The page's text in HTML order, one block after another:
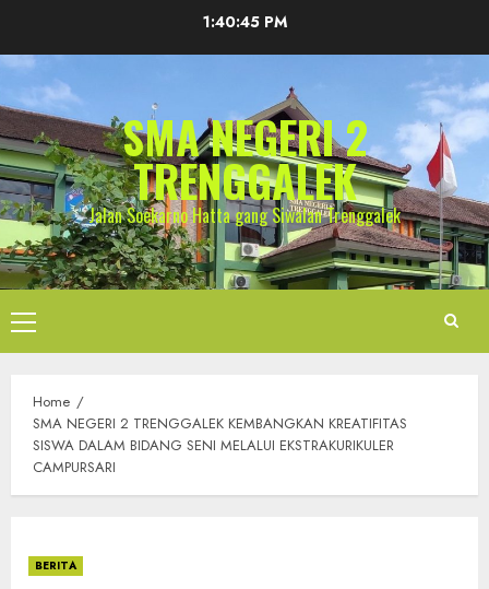
content
1:40:46 PM
SMA NEGERI 2
TRENGGALEK
Jalan Soekarno Hatta gang Siwalan Trenggalek
Primary
Menu
Home
SMA NEGERI 2 TRENGGALEK KEMBANGKAN KREATIFITAS
SISWA DALAM BIDANG SENI MELALUI EKSTRAKURIKULER
CAMPURSARI
BERITA